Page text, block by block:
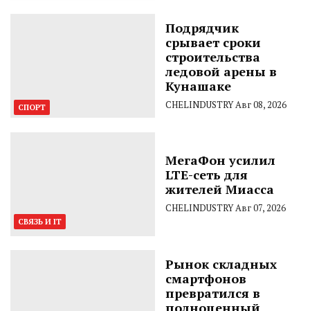
СПОРТ
Подрядчик
срывает сроки
строительства
ледовой арены в
Кунашаке
CHELINDUSTRYАвг 08, 2026
СВЯЗЬ И IT
МегаФон усилил
LTE-сеть для
жителей Миасса
CHELINDUSTRYАвг 07, 2026
Рынок складных
смартфонов
превратился в
полноценный